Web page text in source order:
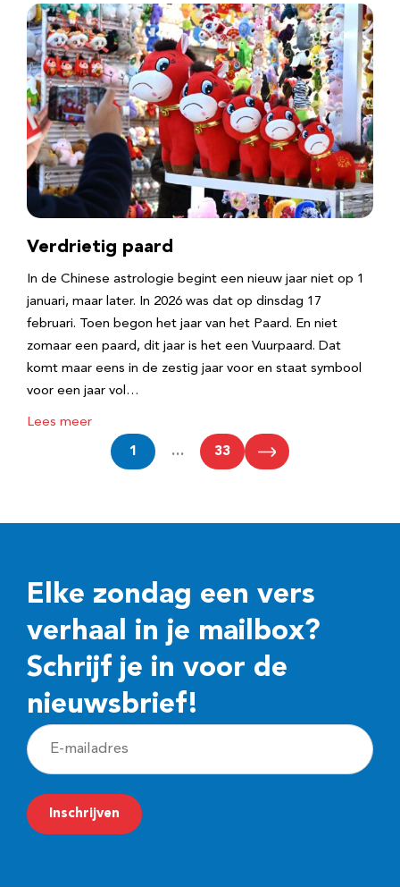
Verdrietig paard
In de Chinese astrologie begint een nieuw jaar niet op 1
januari, maar later. In 2026 was dat op dinsdag 17
februari. Toen begon het jaar van het Paard. En niet
zomaar een paard, dit jaar is het een Vuurpaard. Dat
komt maar eens in de zestig jaar voor en staat symbool
voor een jaar vol…
Lees meer
1 … 33
Elke zondag een vers
verhaal in je mailbox?
Schrijf je in voor de
nieuwsbrief!
E
-
m
a
Inschrijven